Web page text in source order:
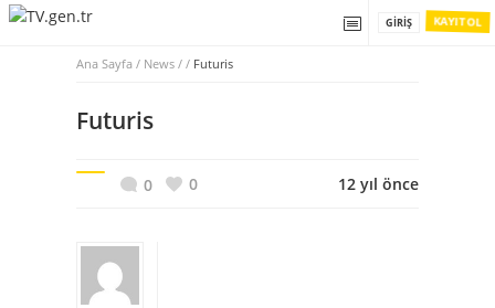
KAYIT OL
GIRIŞ
Ana Sayfa / News / / Futuris
Futuris
0 0 12 yıl önce